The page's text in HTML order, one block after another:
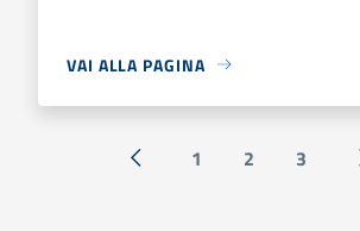
VAI ALLA PAGINA
« Precedente
1 2 3